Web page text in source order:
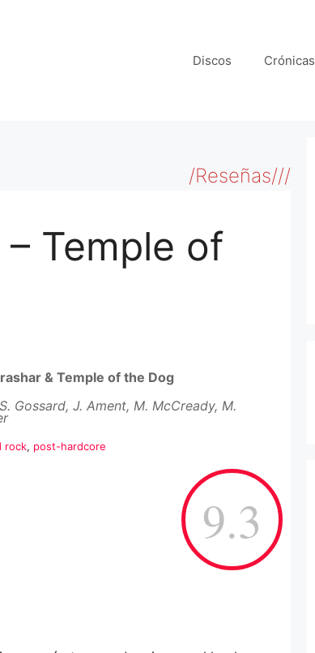
Discos Crónicas
/Reseñas///
Temple of
& Temple of the Dog
Gossard, J. Ament, M. McCready, M.
rock, post-hardcore
9.3